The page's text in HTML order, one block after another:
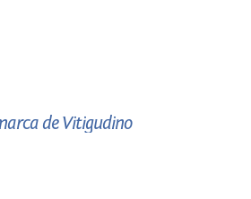
de Vitigudino